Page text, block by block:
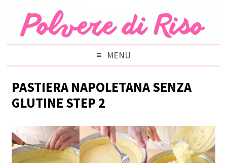
MENU
PASTIERA NAPOLETANA SENZA
GLUTINE STEP 2